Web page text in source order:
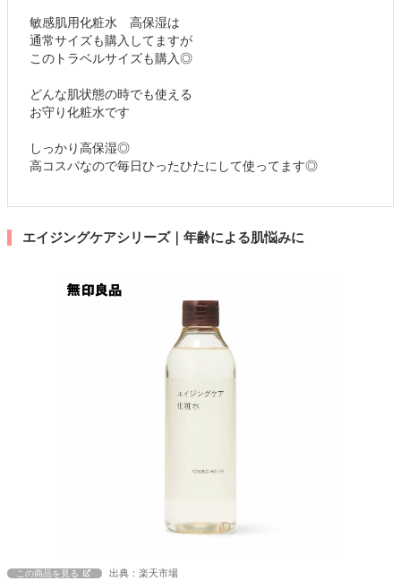
敏感肌用化粧水 高保湿は
通常サイズも購入してますが
このトラベルサイズも購入◎
どんな肌状態の時でも使える
お守り化粧水です
しっかり高保湿◎
高コスパなので毎日ひったひたにして使ってます◎
エイジングケアシリーズ｜年齢による肌悩みに
この商品を見る 出典：楽天市場